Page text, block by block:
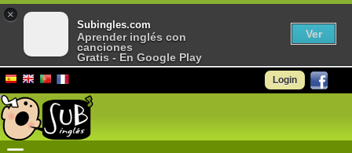
Login
×
Subingles.com
Aprender inglés con
canciones
Gratis - En Google Play
Ver